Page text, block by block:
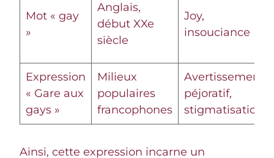
Mot « gay
»
Anglais,
début XXe
siècle
Joy,
insouciance
Expression
« Gare aux
gays »
Milieux
populaires
francophones
Avertissement
péjoratif,
stigmatisation
Ainsi, cette expression incarne un